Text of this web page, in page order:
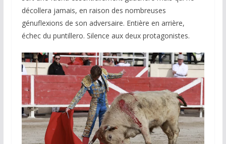
décollera jamais, en raison des nombreuses
génuflexions de son adversaire. Entière en arrière,
échec du puntillero. Silence aux deux protagonistes.